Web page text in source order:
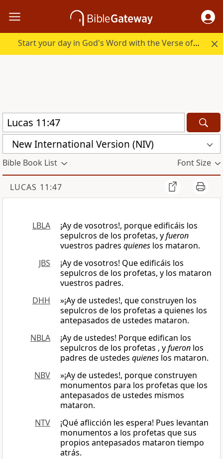
Start your day in God's Word with the Verse of the Day.
New International Version (NIV)
Bible Book List Font Size
LUCAS 11:47
LBLA
¡Ay de vosotros!, porque edificáis los
sepulcros de los profetas, yfueron
vuestros padres quienes los mataron.
JBS
¡Ay de vosotros! Que edificáis los
sepulcros de los profetas, y los mataron
vuestros padres.
DHH
»¡Ay de ustedes!, que construyen los
sepulcros de los profetas a quienes los
antepasados de ustedes mataron.
NBLA
¡Ay de ustedes! Porque edifican los
sepulcros de los profetas , yfueron los
padres de ustedes quienes los mataron.
NBV
»¡Ay de ustedes!, porque construyen
monumentos para los profetas que los
antepasados de ustedes mismos
mataron.
NTV
¡Qué aflicción les espera! Pues levantan
monumentos a los profetas que sus
propios antepasados mataron tiempo
atrás.